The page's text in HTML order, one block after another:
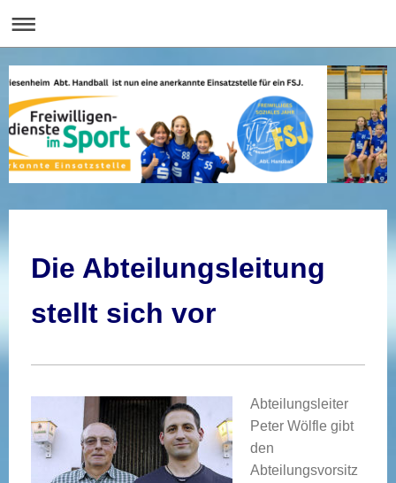
Die Abteilungsleitung
stellt sich vor
Abteilungsleiter
Peter Wölfle gibt
den
Abteilungsvorsitz